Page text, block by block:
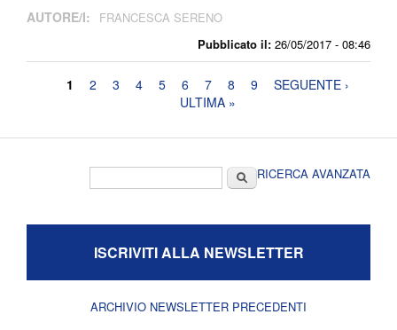
Pubblicato il: 26/05/2017 - 08:46
AUTORE/I: FRANCESCA SERENO
Pagine
1 2 3 4 5 6 7 8 9
SEGUENTE ›
ULTIMA »
CercaRICERCA AVANZATA
ISCRIVITI ALLA NEWSLETTER
ARCHIVIO NEWSLETTER PRECEDENTI